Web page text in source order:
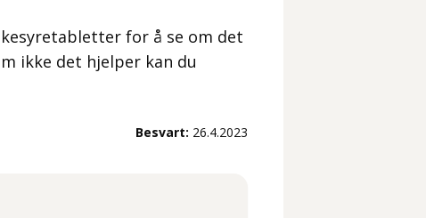
for å se om det
ikke det hjelper kan du
Besvart: 26.4.2023